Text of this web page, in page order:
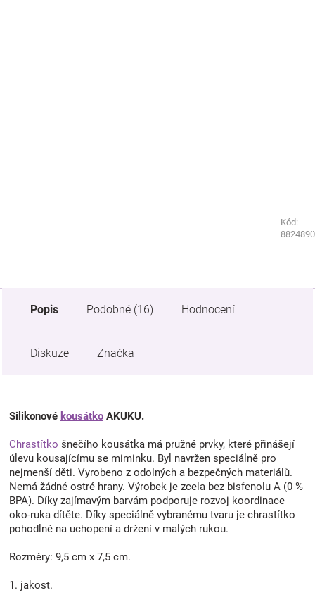
Kód:
Kód:
Popis Podobné (16) Hodnocení
Diskuze Značka
Silikonové kousátko AKUKU.
Chrastítko šnečího kousátka má pružné prvky, které přinášejí
úlevu kousajícímu se miminku. Byl navržen speciálně pro
nejmenší děti. Vyrobeno z odolných a bezpečných materiálů.
Nemá žádné ostré hrany. Výrobek je zcela bez bisfenolu A (0 %
BPA). Díky zajímavým barvám podporuje rozvoj koordinace
oko-ruka dítěte. Díky speciálně vybranému tvaru je chrastítko
pohodlné na uchopení a držení v malých rukou.
Rozměry: 9,5 cm x 7,5 cm.
1. jakost.